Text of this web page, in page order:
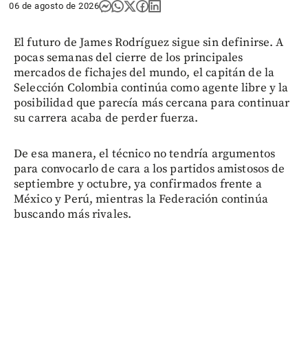
06 de agosto de 2026
El futuro de James Rodríguez sigue sin definirse. A
pocas semanas del cierre de los principales
mercados de fichajes del mundo, el capitán de la
Selección Colombia continúa como agente libre y la
posibilidad que parecía más cercana para continuar
su carrera acaba de perder fuerza.
De esa manera, el técnico no tendría argumentos
para convocarlo de cara a los partidos amistosos de
septiembre y octubre, ya confirmados frente a
México y Perú, mientras la Federación continúa
buscando más rivales.